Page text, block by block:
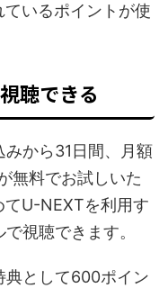
いるポイントが使
聴できる
から31日間、月額
無料でお試しいた
てU-NEXTを利用す
視聴できます。
典として600ポイン